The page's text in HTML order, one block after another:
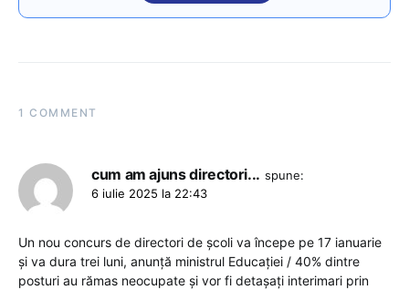
1 COMMENT
cum am ajuns directori... spune:
6 iulie 2025 la 22:43
Un nou concurs de directori de școli va începe pe 17 ianuarie
și va dura trei luni, anunță ministrul Educației / 40% dintre
posturi au rămas neocupate și vor fi detașați interimari prin